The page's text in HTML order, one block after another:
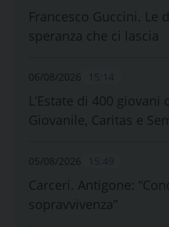
Francesco Guccini. Le
speranza che ci lascia
06/08/2026
L’Estate di 400 giovani
Giovanile, Caritas e
05/08/2026
Carceri. Antigone:
sopravvivenza”